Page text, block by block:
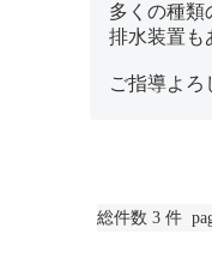
多くの種類
排水装置も
ご指導よろ
総件数 3 件